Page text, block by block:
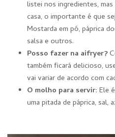
listei nos ingredientes,
casa, o importante é que
Mostarda em pó, páprica
salsa e outros.
Posso fazer na aifryer?
também ficará delicioso,
vai variar de acordo com
O molho para servir: Ele
uma pitada de páprica, sal,